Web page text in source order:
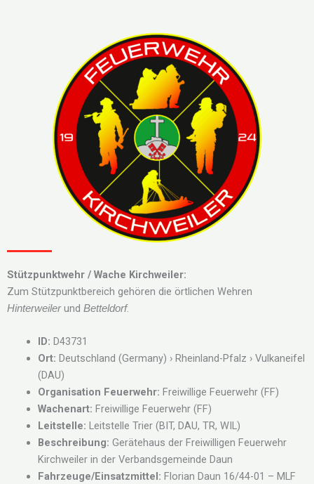
Stützpunktwehr / Wache Kirchweiler:
Zum Stützpunktbereich gehören die örtlichen Wehren
Hinterweilerund Betteldorf.
ID: D43731
Ort: Deutschland (Germany) › Rheinland-Pfalz › Vulkaneifel
(DAU)
Organisation Feuerwehr: Freiwillige Feuerwehr (FF)
Wachenart: Freiwillige Feuerwehr (FF)
Leitstelle: Leitstelle Trier (BIT, DAU, TR, WIL)
Beschreibung: Gerätehaus der Freiwilligen Feuerwehr
Kirchweiler in der Verbandsgemeinde Daun
Fahrzeuge/Einsatzmittel: Florian Daun 16/44-01 – MLF